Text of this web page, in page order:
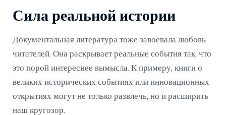
Сила реальной истории
Документальная литература тоже завоевала любовь
читателей. Она раскрывает реальные события так, что
это порой интереснее вымысла. К примеру, книги о
великих исторических событиях или инновационных
открытиях могут не только развлечь, но и расширить
наш кругозор.